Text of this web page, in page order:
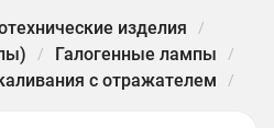
изделия
Галогенные лампы
с отражателем